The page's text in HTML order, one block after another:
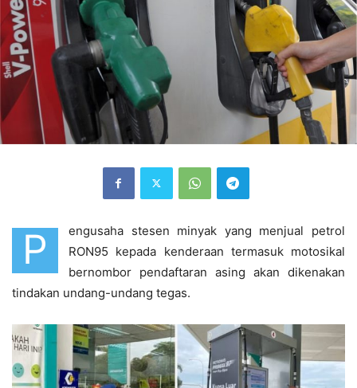
P
engusaha stesen minyak yang menjual petrol
RON95 kepada kenderaan termasuk motosikal
bernombor pendaftaran asing akan dikenakan
tindakan undang-undang tegas.